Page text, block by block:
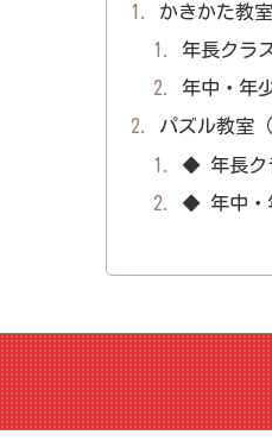
かきかた教室
年長クラ
年中・年
パズル教室
◆ 年長ク
◆ 年中・